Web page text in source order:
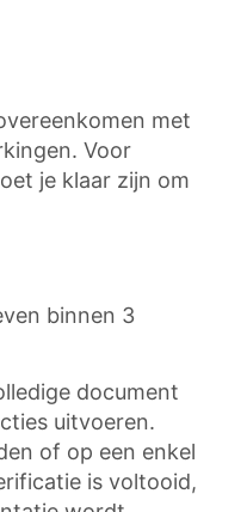
met
Voor
je klaar zijn om
binnen 3
document
uitvoeren.
of op een enkel
is voltooid,